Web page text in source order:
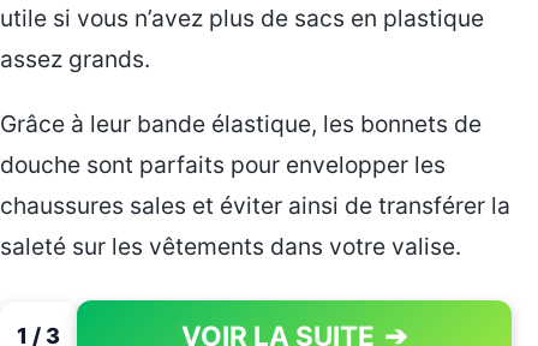
utile si vous n’avez plus de sacs en plastique
assez grands.
Grâce à leur bande élastique, les bonnets de
douche sont parfaits pour envelopper les
chaussures sales et éviter ainsi de transférer la
saleté sur les vêtements dans votre valise.
1 / 3 VOIR LA SUITE ➔